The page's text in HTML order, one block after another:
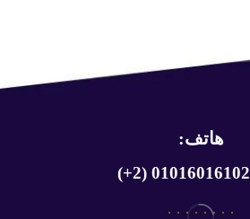
هاتف:
(+2) 01016016102